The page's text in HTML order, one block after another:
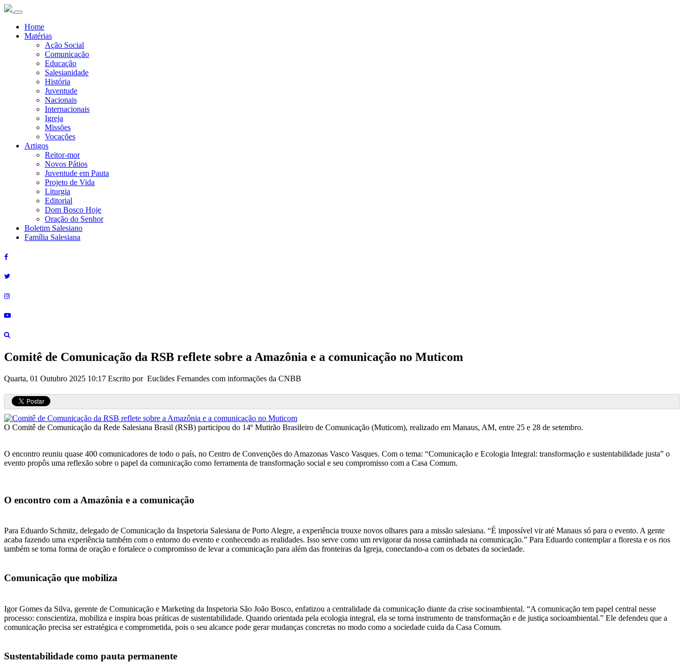
Home
Matérias
Ação Social
Comunicação
Educação
Salesianidade
História
Juventude
Nacionais
Internacionais
Igreja
Missões
Vocações
Artigos
Reitor-mor
Novos Pátios
Juventude em Pauta
Projeto de Vida
Liturgia
Editorial
Dom Bosco Hoje
Oração do Senhor
Boletim Salesiano
Família Salesiana
Comitê de Comunicação da RSB reflete sobre a Amazônia e a comunicação no Muticom
Quarta, 01 Outubro 2025 10:17 Escrito por Euclides Fernandes com informações da CNBB
O Comitê de Comunicação da Rede Salesiana Brasil (RSB) participou do 14º Mutirão Brasileiro de Comunicação (Muticom), realizado em Manaus, AM, entre 25 e 28 de setembro.
O encontro reuniu quase 400 comunicadores de todo o país, no Centro de Convenções do Amazonas Vasco Vasques. Com o tema: “Comunicação e Ecologia Integral: transformação e sustentabilidade justa” o
evento propôs uma reflexão sobre o papel da comunicação como ferramenta de transformação social e seu compromisso com a Casa Comum.
O encontro com a Amazônia e a comunicação
Para Eduardo Schmitz, delegado de Comunicação da Inspetoria Salesiana de Porto Alegre, a experiência trouxe novos olhares para a missão salesiana. “É impossível vir até Manaus só para o evento. A gente
acaba fazendo uma experiência também com o entorno do evento e conhecendo as realidades. Isso serve como um revigorar da nossa caminhada na comunicação.” Para Eduardo contemplar a floresta e os rios
também se torna forma de oração e fortalece o compromisso de levar a comunicação para além das fronteiras da Igreja, conectando-a com os debates da sociedade.
Comunicação que mobiliza
Igor Gomes da Silva, gerente de Comunicação e Marketing da Inspetoria São João Bosco, enfatizou a centralidade da comunicação diante da crise socioambiental. “A comunicação tem papel central nesse
processo: conscientiza, mobiliza e inspira boas práticas de sustentabilidade. Quando orientada pela ecologia integral, ela se torna instrumento de transformação e de justiça socioambiental.” Ele defendeu que a
comunicação precisa ser estratégica e comprometida, pois o seu alcance pode gerar mudanças concretas no modo como a sociedade cuida da Casa Comum.
Sustentabilidade como pauta permanente